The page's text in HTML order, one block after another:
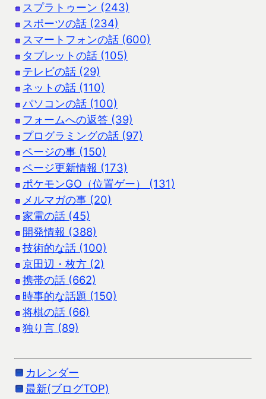
スプラトゥーン (243)
スポーツの話 (234)
スマートフォンの話 (600)
タブレットの話 (105)
テレビの話 (29)
ネットの話 (110)
パソコンの話 (100)
フォームへの返答 (39)
プログラミングの話 (97)
ページの事 (150)
ページ更新情報 (173)
ポケモンGO（位置ゲー） (131)
メルマガの事 (20)
家電の話 (45)
開発情報 (388)
技術的な話 (100)
京田辺・枚方 (2)
携帯の話 (662)
時事的な話題 (150)
将棋の話 (66)
独り言 (89)
カレンダー
最新(ブログTOP)